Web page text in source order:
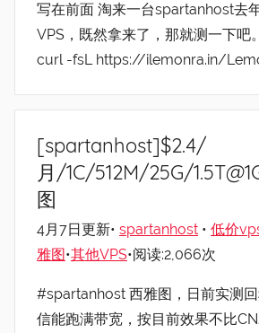
写在前面 淘来一台spartanhost去
VPS，既然拿来了，那就测一下吧
curl -fsL https://ilemonra.in/
[spartanhost]$2.4/
月/1C/512M/25G/
图
4月7日更新• spartanhost • 低价
雅图•其他VPS•阅读:2,066次
#spartanhost 西雅图，日前实测
信能跑满带宽，按目前效果不比